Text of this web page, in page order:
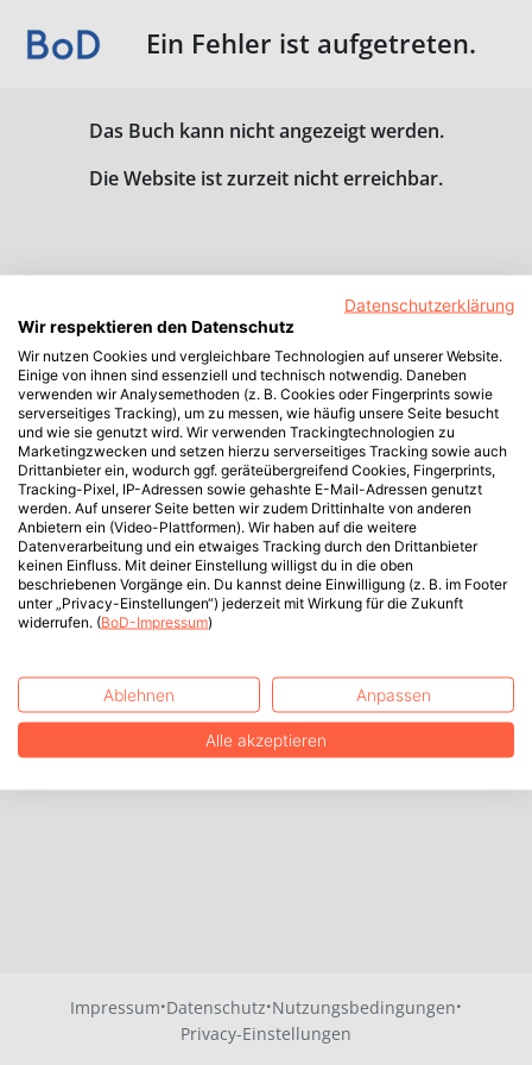
Ein Fehler ist aufgetreten.
Das Buch kann nicht angezeigt werden.
Die Website ist zurzeit nicht erreichbar.
Impressum·Datenschutz·Nutzungsbedingungen·
Privacy-Einstellungen
Datenschutzerklärung
Wir respektieren den Datenschutz
Wir nutzen Cookies und vergleichbare Technologien auf unserer Website.
Einige von ihnen sind essenziell und technisch notwendig. Daneben
verwenden wir Analysemethoden (z. B. Cookies oder Fingerprints sowie
serverseitiges Tracking), um zu messen, wie häufig unsere Seite besucht
und wie sie genutzt wird. Wir verwenden Trackingtechnologien zu
Marketingzwecken und setzen hierzu serverseitiges Tracking sowie auch
Drittanbieter ein, wodurch ggf. geräteübergreifend Cookies, Fingerprints,
Tracking-Pixel, IP-Adressen sowie gehashte E-Mail-Adressen genutzt
werden. Auf unserer Seite betten wir zudem Drittinhalte von anderen
Anbietern ein (Video-Plattformen). Wir haben auf die weitere
Datenverarbeitung und ein etwaiges Tracking durch den Drittanbieter
keinen Einfluss. Mit deiner Einstellung willigst du in die oben
beschriebenen Vorgänge ein. Du kannst deine Einwilligung (z. B. im Footer
unter „Privacy-Einstellungen“) jederzeit mit Wirkung für die Zukunft
widerrufen. (BoD-Impressum)
Ablehnen Anpassen
Alle akzeptieren